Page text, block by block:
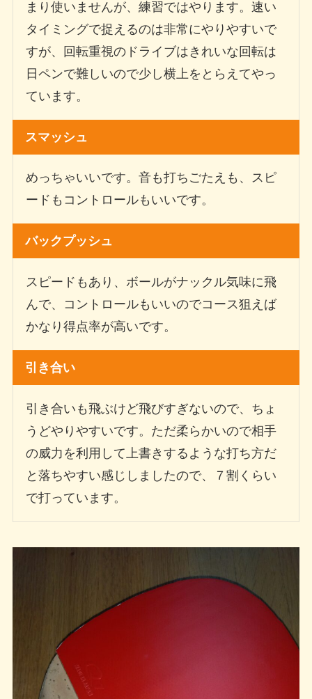
まり使いませんが、練習ではやります。速い
タイミングで捉えるのは非常にやりやすいで
すが、回転重視のドライブはきれいな回転は
日ペンで難しいので少し横上をとらえてやっ
ています。
スマッシュ
めっちゃいいです。音も打ちごたえも、スピ
ードもコントロールもいいです。
バックプッシュ
スピードもあり、ボールがナックル気味に飛
んで、コントロールもいいのでコース狙えば
かなり得点率が高いです。
引き合い
引き合いも飛ぶけど飛びすぎないので、ちょ
うどやりやすいです。ただ柔らかいので相手
の威力を利用して上書きするような打ち方だ
と落ちやすい感じしましたので、７割くらい
で打っています。